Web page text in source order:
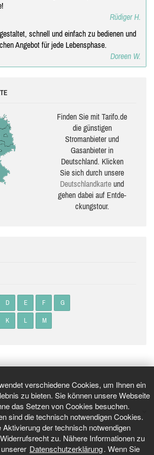
verschiedene Cookies, um Ihnen ein
zu bieten. Sie können unsere Webseite
das Setzen von Cookies besuchen.
sind die technisch notwendigen Cookies.
Aktivierung der technisch notwendigen
zu. Nähere Informationen zu
Datenschutzerklärung. Wenn Sie
Rüdiger H.
schnell und einfach zu bedienen und
Angebot für jede Lebensphase.
Doreen W.
Finden Sie mit Tarifo.de
die güns­ti­gen
Stromanbieter und
Gasanbieter in
Deutschland. Klicken
Sie sich durch unsere
Deutsch­land­karte und
gehen dabei auf Ent­de­
ckungs­tour.
D E F G
K L M